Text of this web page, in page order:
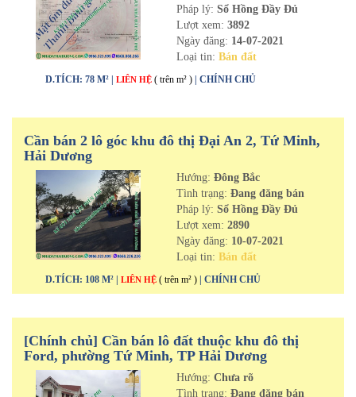
Pháp lý: Sổ Hồng Đầy Đủ
Lượt xem: 3892
Ngày đăng: 14-07-2021
Loại tin: Bán đất
D.TÍCH: 78 M² | LIÊN HỆ ( trên m² ) | CHÍNH CHỦ
Cần bán 2 lô góc khu đô thị Đại An 2, Tứ Minh,
Hải Dương
Hướng: Đông Bắc
Tình trạng: Đang đăng bán
Pháp lý: Sổ Hồng Đầy Đủ
Lượt xem: 2890
Ngày đăng: 10-07-2021
Loại tin: Bán đất
D.TÍCH: 108 M² | LIÊN HỆ ( trên m² ) | CHÍNH CHỦ
[Chính chủ] Cần bán lô đất thuộc khu đô thị
Ford, phường Tứ Minh, TP Hải Dương
Hướng: Chưa rõ
Tình trạng: Đang đăng bán